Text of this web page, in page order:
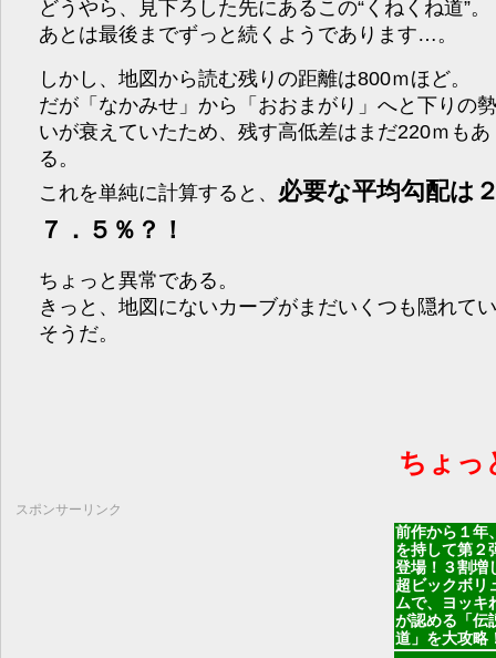
どうやら、見下ろした先にあるこの“くねくね道”。
あとは最後までずっと続くようであります…。
しかし、地図から読む残りの距離は800ｍほど。
だが「なかみせ」から「おおまがり」へと下りの
いが衰えていたため、残す高低差はまだ220ｍもあ
る。
これを単純に計算すると、 必要な平均勾配は
７．５％？！
ちょっと異常である。
きっと、地図にないカーブがまだいくつも隠れて
そうだ。
スポンサーリンク
ちょっ
前作から１年
を持して第２
登場！３割増
超ビックボリ
ムで、ヨッキ
が認める「伝
道」を大攻略